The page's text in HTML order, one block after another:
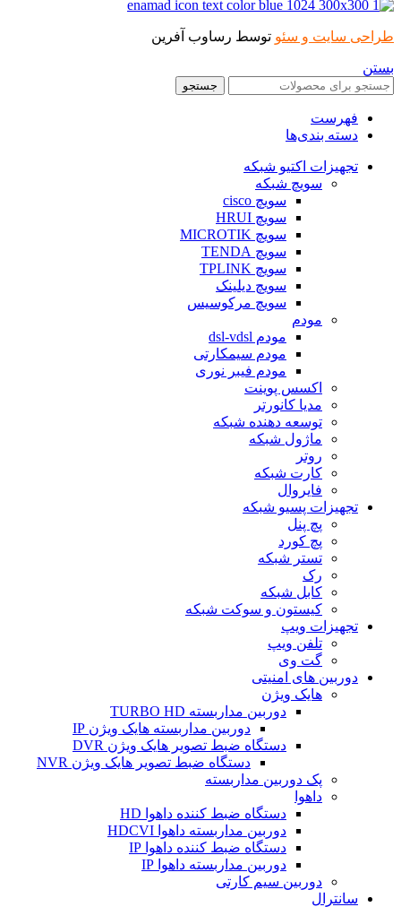
طراحی سایت و سئو توسط رساوب آفرین
بستن
جستجو
فهرست
دسته بندی‌ها
تجهیزات اکتیو شبکه
سویچ شبکه
سویچ cisco
سویچ HRUI
سویچ MICROTIK
سویچ TENDA
سویچ TPLINK
سویچ دیلینک
سویچ مرکوسیس
مودم
مودم dsl-vdsl
مودم سیمکارتی
مودم فیبر نوری
اکسس پوینت
مدیا کانورتر
توسعه دهنده شبکه
ماژول شبکه
روتر
کارت شبکه
فایروال
تجهیزات پسیو شبکه
پچ پنل
پچ کورد
تستر شبکه
رک
کابل شبکه
کیستون و سوکت شبکه
تجهیزات ویپ
تلفن ویپ
گت وی
دوربین های امنیتی
هایک ویژن
دوربین مداربسته TURBO HD
دوربین مداربسته هایک ویژن IP
دستگاه ضبط تصویر هایک ویژن DVR
دستگاه ضبط تصویر هایک ویژن NVR
پک دوربین مداربسته
داهوا
دستگاه ضبط کننده داهوا HD
دوربین مداربسته داهوا HDCVI
دستگاه ضبط کننده داهوا IP
دوربین مداربسته داهوا IP
دوربین سیم کارتی
سانترال